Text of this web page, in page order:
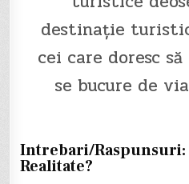
destinație
cei care doresc
se bucure de
Intrebari/
Realitate?